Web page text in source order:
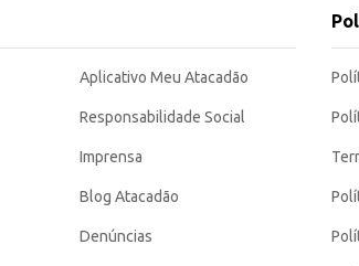
para um ambiente mais agradável e
Aplicativo Meu Atacadão
Responsabilidade Social
Imprensa
Blog Atacadão
Denúncias